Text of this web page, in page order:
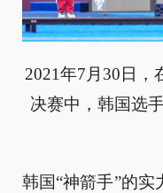
2021年7月30日，
决赛中，韩国选
韩国“神箭手”的